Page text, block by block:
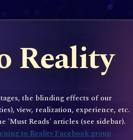
Reality
the blinding effects of our
view, realization, experience, etc.
Reads' articles (see sidebar).
to Reality Facebook group